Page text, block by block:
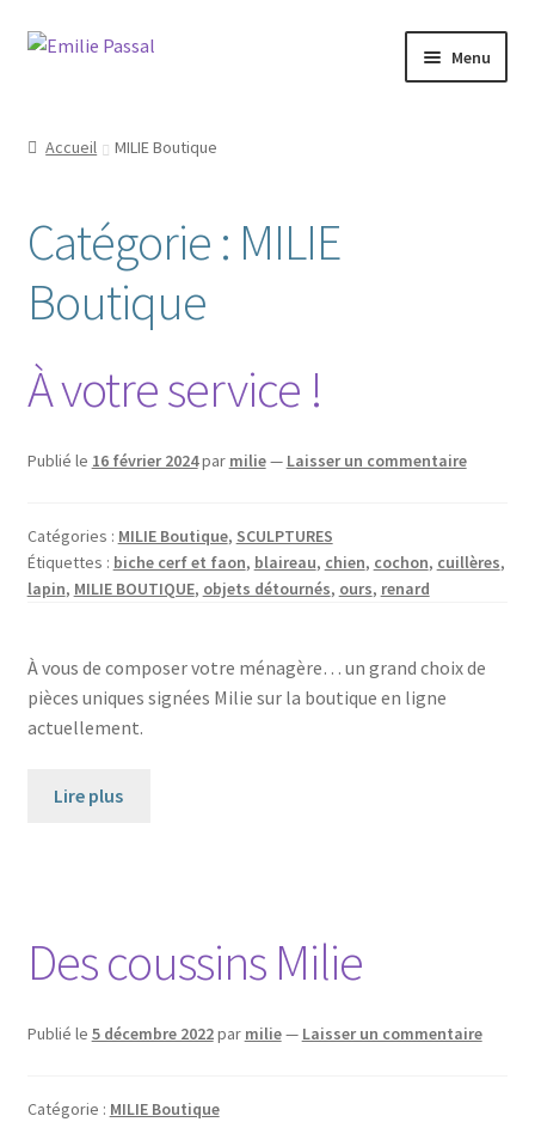
Aller
Aller
Menu
Blog
La ménagerie
Cours et stages
Accueil MILIE Boutique
Catégorie : MILIE
Boutique
À votre service !
Publié le 16 février 2024par milie— Laisser un commentaire
Catégories : MILIE Boutique, SCULPTURES
Étiquettes : biche cerf et faon, blaireau, chien, cochon, cuillères,
lapin, MILIE BOUTIQUE, objets détournés, ours, renard
À vous de composer votre ménagère… un grand choix de
pièces uniques signées Milie sur la boutique en ligne
actuellement.
Lire plus
Des coussins Milie
Publié le 5 décembre 2022par milie— Laisser un commentaire
Catégorie : MILIE Boutique